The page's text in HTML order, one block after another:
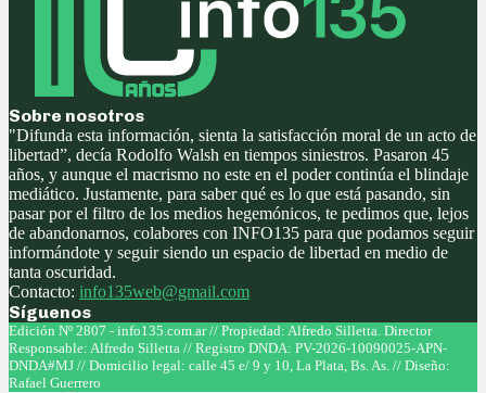
Sobre nosotros
"Difunda esta información, sienta la satisfacción moral de un acto de
libertad”, decía Rodolfo Walsh en tiempos siniestros. Pasaron 45
años, y aunque el macrismo no este en el poder continúa el blindaje
mediático. Justamente, para saber qué es lo que está pasando, sin
pasar por el filtro de los medios hegemónicos, te pedimos que, lejos
de abandonarnos, colabores con INFO135 para que podamos seguir
informándote y seguir siendo un espacio de libertad en medio de
tanta oscuridad.
Contacto: info135web@gmail.com
Síguenos
Facebook
Twitter
Instagram
Youtube
Edición Nº 2807 - info135.com.ar // Propiedad: Alfredo Silletta. Director
Responsable: Alfredo Silletta // Registro DNDA: PV-2026-10090025-APN-
DNDA#MJ // Domicilio legal: calle 45 e/ 9 y 10, La Plata, Bs. As. // Diseño:
Rafael Guerrero